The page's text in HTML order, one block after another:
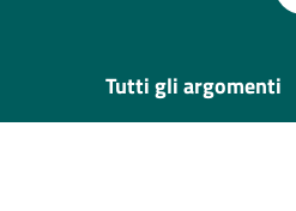
Tutti gli argomenti